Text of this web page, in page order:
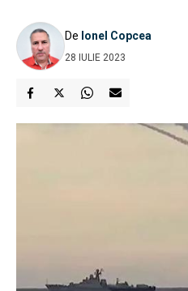
De Ionel Copcea
28 IULIE 2023